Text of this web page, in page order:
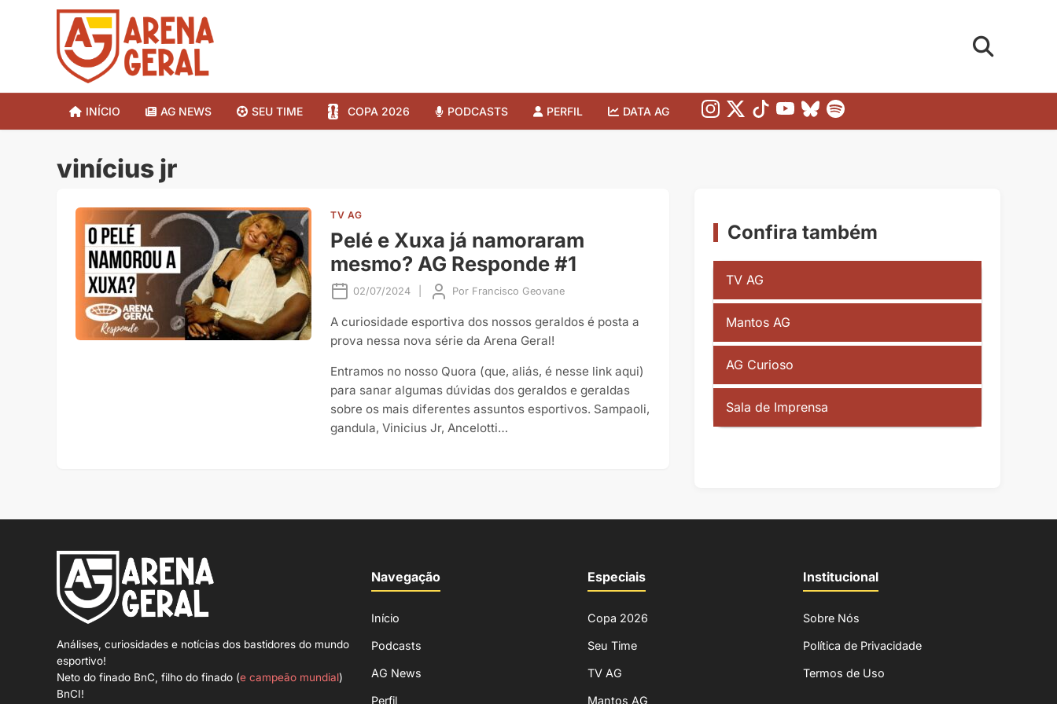
INÍCIO AG NEWS SEU TIME COPA 2026 PODCASTS PERFIL DATA AG
vinícius jr
TV AG
Pelé e Xuxa já namoraram
mesmo? AG Responde #1
02/07/2024 Por Francisco Geovane
A curiosidade esportiva dos nossos geraldos é posta a
prova nessa nova série da Arena Geral!
Entramos no nosso Quora (que, aliás, é nesse link aqui)
para sanar algumas dúvidas dos geraldos e geraldas
sobre os mais diferentes assuntos esportivos. Sampaoli,
gandula, Vinicius Jr, Ancelotti…
Confira também
TV AG
Mantos AG
AG Curioso
Sala de Imprensa
Análises, curiosidades e notícias dos bastidores do mundo
esportivo!
Neto do finado BnC, filho do finado (e campeão mundial)
BnCI!
Navegação
Início
Podcasts
AG News
Perfil
Especiais
Copa 2026
Seu Time
TV AG
Mantos AG
Institucional
Sobre Nós
Política de Privacidade
Termos de Uso